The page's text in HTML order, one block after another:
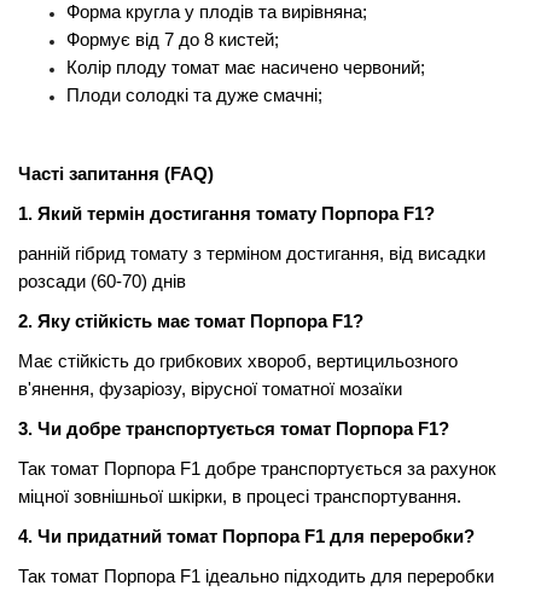
Форма кругла у плодів та вирівняна;
Формує від 7 до 8 кистей;
Колір плоду томат має насичено червоний;
Плоди солодкі та дуже смачні;
Часті запитання (FAQ)
1. Який термін достигання томату Порпора F1?
ранній гібрид томату з терміном достигання, від висадки
розсади (60-70) днів
2. Яку стійкість має томат Порпора F1?
Має стійкість до грибкових хвороб, вертицильозного
в'янення, фузаріозу, вірусної томатної мозаїки
3. Чи добре транспортується томат Порпора F1?
Так томат Порпора F1 добре транспортується за рахунок
міцної зовнішньої шкірки, в процесі транспортування.
4. Чи придатний томат Порпора F1 для переробки?
Так томат Порпора F1 ідеально підходить для переробки